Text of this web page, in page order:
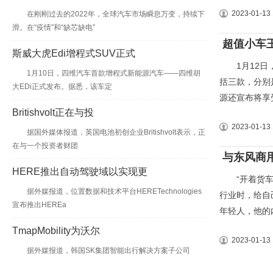
2023-01-13
超值小车
1月12日，
括三款，分
源还宣布将
2023-01-13
与东风商
“开着货车
行业时，给
年轻人，他的
2023-01-13
在刚刚过去的2022年，全球汽车市场瞬息万变，持续下
滑。在“疫情”和“缺芯缺电”
斯威大虎Edi增程式SUV正式
1月10日，四维汽车首款增程式新能源汽车——四维胡
大EDi正式发布。据悉，该车定
Britishvolt正在与投
据国外媒体报道，英国电池初创企业Britishvolt表示，正
在与一个投资者财团
HERE推出自动驾驶域以实现更
据外媒报道，位置数据和技术平台HERETechnologies
宣布推出HEREa
TmapMobility为沃尔
据外媒报道，韩国SK集团智能出行解决方案子公司